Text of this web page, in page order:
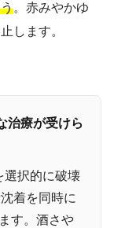
。赤みやかゆ
します。
治療が受けら
選択的に破壊
着を同時に
す。酒さや